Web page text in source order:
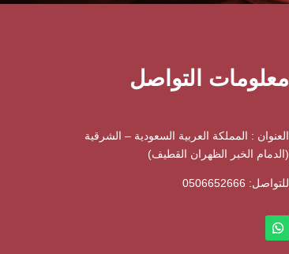
معلومات التواصل
العنوان : المملكة العربية السعودية – الشرقية
(الدمام الخبر الظهران القطيف)
للتواصل: ⁦ 0506652666